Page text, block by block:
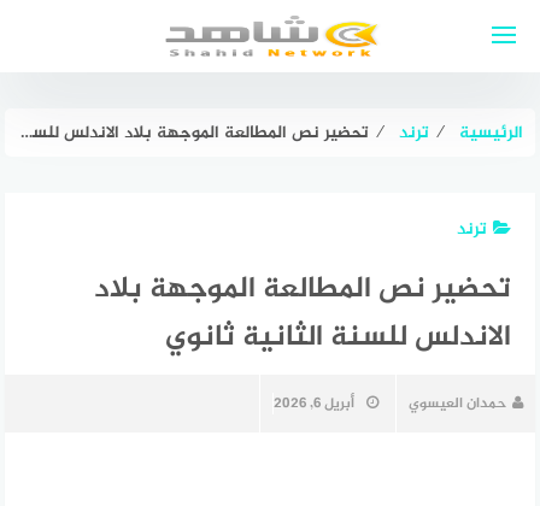
الرئيسية ⁄ ترند ⁄ تحضير نص المطالعة الموجهة بلاد الاندلس للسنة الثانية ثانوي
ترند
تحضير نص المطالعة الموجهة بلاد
الاندلس للسنة الثانية ثانوي
حمدان العيسوي أبريل 6, 2026